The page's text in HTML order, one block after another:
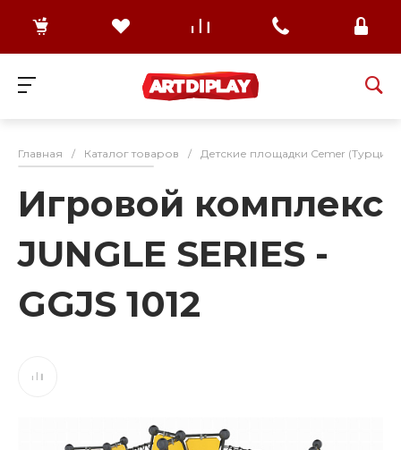
Главная / Каталог товаров / Детские площадки Cemer (Турция)
Игровой комплекс
JUNGLE SERIES -
GGJS 1012